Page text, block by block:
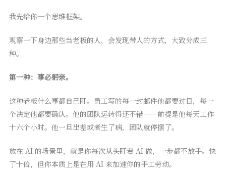
我先给你一个思维框架。
观察一下身边那些当老板的人，会发现带人的方式，大致分成三
种。
第一种：事必躬亲。
这种老板什么事都自己盯。员工写的每一封邮件他都要过目，每一
个决定他都要确认。他的团队运转得还不错——前提是他每天工作
十六个小时。他一旦出差或者生了病，团队就停摆了。
放在 AI 的场景里，就是你每次从头盯着 AI 做，一步都不放手。快
了十倍，但你本质上是在用 AI 来加速你的手工劳动。